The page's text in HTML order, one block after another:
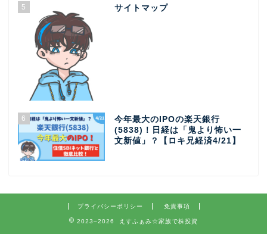
5 サイトマップ
6
今年最大のIPOの楽天銀行
(5838)！日経は「鬼より怖い一
文新値」？【ロキ兄経済4/21】
プライバシーポリシー 免責事項
2023–2026 えすふぁみ☆家族で株投資